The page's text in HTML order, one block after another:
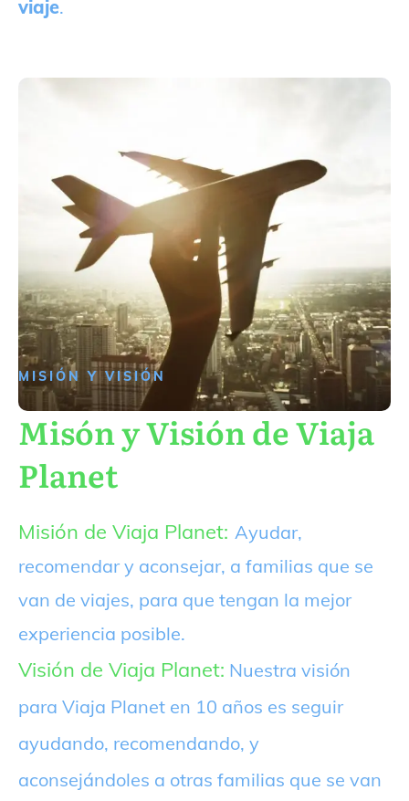
viaje.
MISIÓN Y VISIÓN
Misón y Visión de Viaja
Planet
Misión de Viaja Planet: Ayudar,
recomendar y aconsejar, a familias que se
van de viajes, para que tengan la mejor
experiencia posible.
Visión de Viaja Planet: Nuestra visión
para Viaja Planet en 10 años es seguir
ayudando, recomendando, y
aconsejándoles a otras familias que se van